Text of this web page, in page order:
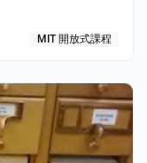
MIT 開放式課程